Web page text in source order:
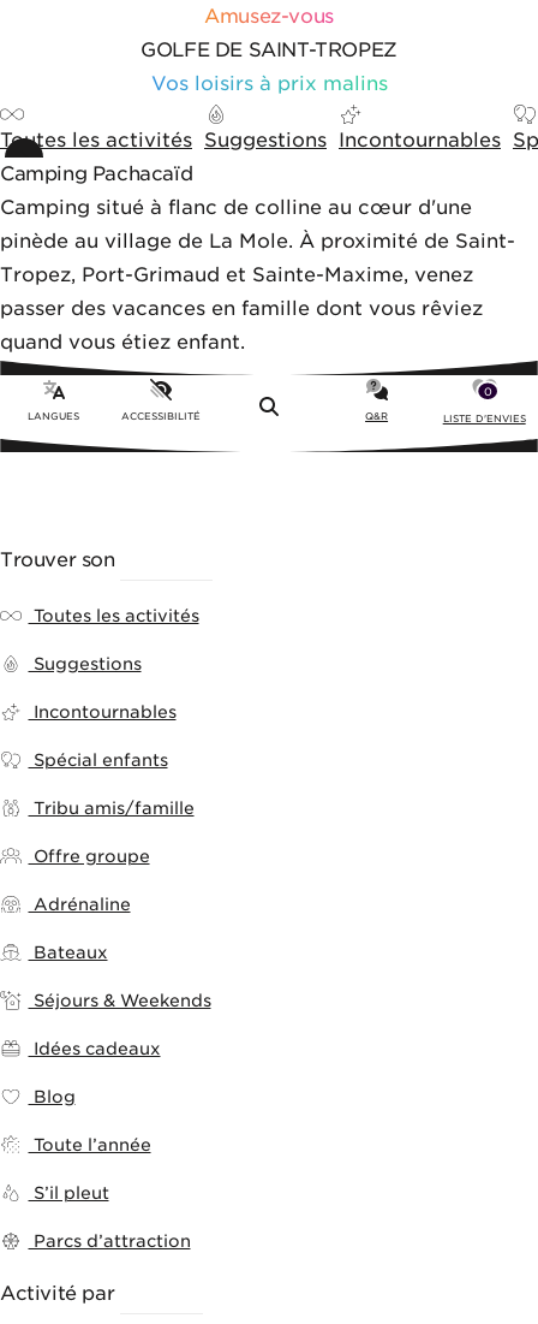
Panneau de gestion des cookies
Aller aux outils de navigation
Amusez-vous
GOLFE DE SAINT-TROPEZ
Vos loisirs à prix malins
Toutes les activités Suggestions Incontournables
Camping Pachacaïd
Camping situé à flanc de colline au cœur d'une
pinède au village de La Mole. À proximité de Saint-
Tropez, Port-Grimaud et Sainte-Maxime, venez
passer des vacances en famille dont vous rêviez
quand vous étiez enfant.
LANGUES ACCESSIBILITÉ Menu Q&R
0
LISTE D'ENVIES
Trouver son
Toutes les activités
Suggestions
Incontournables
Spécial enfants
Tribu amis/famille
Offre groupe
Adrénaline
Bateaux
Séjours & Weekends
Idées cadeaux
Blog
Toute l’année
S’il pleut
Parcs d’attraction
Activité par